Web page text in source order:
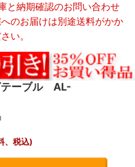
と納期確認のお問い合わせ
のお届けは別途送料がかか
い。
テーブル AL-
、税込)